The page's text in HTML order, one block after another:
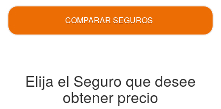
COMPARAR SEGUROS
Elija el Seguro que desee
obtener precio